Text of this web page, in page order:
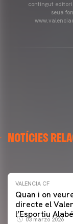
contingut
seua
NOTÍCIES
VALENCIA CF
Quan i on
directe el
l’Esportiu
03 marzo 2026